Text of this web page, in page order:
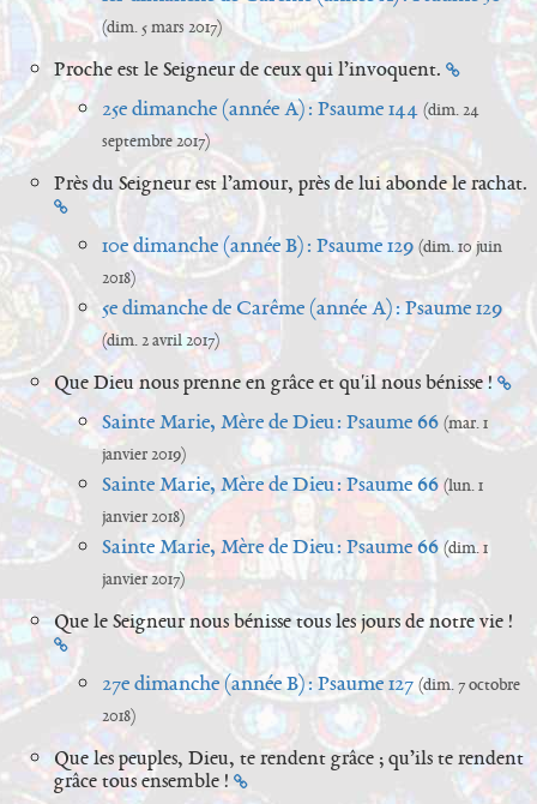
(dim. 5 mars 2017)
Proche est le Seigneur de ceux qui l’invoquent.
25e dimanche (année A) : Psaume 144 (dim. 24
septembre 2017)
Près du Seigneur est l’amour, près de lui abonde le rachat.
10e dimanche (année B) : Psaume 129 (dim. 10 juin
2018)
5e dimanche de Carême (année A) : Psaume 129
(dim. 2 avril 2017)
Que Dieu nous prenne en grâce et qu'il nous bénisse !
Sainte Marie, Mère de Dieu : Psaume 66 (mar. 1
janvier 2019)
Sainte Marie, Mère de Dieu : Psaume 66 (lun. 1
janvier 2018)
Sainte Marie, Mère de Dieu : Psaume 66 (dim. 1
janvier 2017)
Que le Seigneur nous bénisse tous les jours de notre vie !
27e dimanche (année B) : Psaume 127 (dim. 7 octobre
2018)
Que les peuples, Dieu, te rendent grâce ; qu’ils te rendent
grâce tous ensemble !